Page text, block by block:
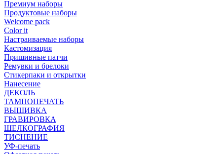
Премиум наборы
Продуктовые наборы
Welcome pack
Color it
Настраиваемые наборы
Кастомизация
Пришивные патчи
Ремувки и брелоки
Стикерпаки и открытки
Нанесение
ДЕКОЛЬ
ТАМПОПЕЧАТЬ
ВЫШИВКА
ГРАВИРОВКА
ШЕЛКОГРАФИЯ
ТИСНЕНИЕ
УФ-печать